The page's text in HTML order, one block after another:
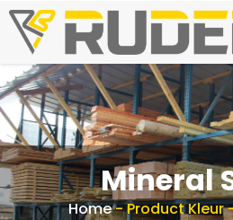
Mineral
Home-Product Kleur